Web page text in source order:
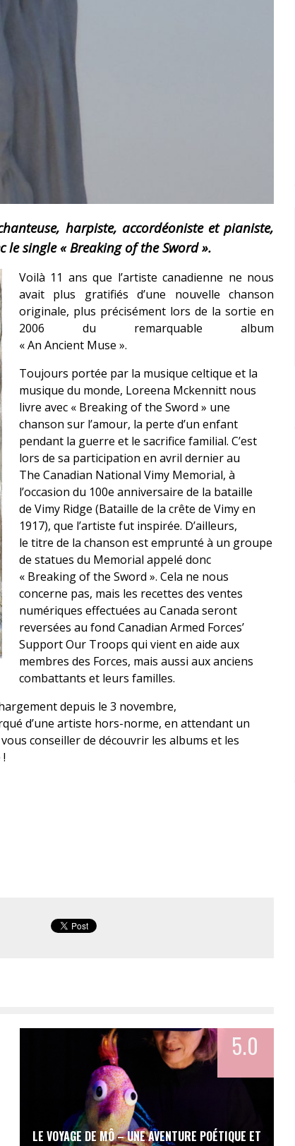
harpiste, accordéoniste et pianiste,
le single « Breaking of the Sword ».
Voilà 11 ans que l’artiste canadienne ne nous
avait plus gratifiés d’une nouvelle chanson
originale, plus précisément lors de la sortie en
2006 du remarquable album
« An Ancient Muse ».
Toujours portée par la musique celtique et la
musique du monde, Loreena Mckennitt nous
livre avec « Breakingofthe Sword » une
chanson sur l’amour, la perte d’un enfant
pendant la guerre et le sacrifice familial. C’est
lors de sa participation en avril dernier au
The Canadian National Vimy Memorial, à
l’occasion du 100e anniversaire de la bataille
de Vimy Ridge (Bataille de la crête de Vimy en
1917), que l’artiste fut inspirée. D’ailleurs,
le titre de la chanson est emprunté à un groupe
de statues du Memorial appelé donc
« Breakingofthe Sword ». Cela ne nous
concerne pas, mais les recettes des ventes
numériques effectuées au Canada seront
reversées au fond Canadian Armed Forces’
Support Our Troops qui vient en aide aux
membres des Forces, mais aussi aux anciens
combattants et leurs familles.
depuis le 3 novembre,
d’une artiste hors-norme, en attendant un
conseiller de découvrir les albums et les
5.0
LE VOYAGE DE MÔ – UNE AVENTURE POÉTIQUE ET
CONCOURS : CALENDRIER DE L’AVENT – UNE
COPIE DU JEU « GRID, ULTIMATE EDITION »
SUR XBOX ONE OU PS4